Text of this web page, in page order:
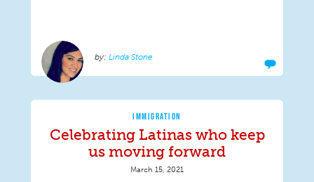
Linda Stone
IMMIGRATION
Celebrating Latinas who keep
us moving forward
March 15, 2021